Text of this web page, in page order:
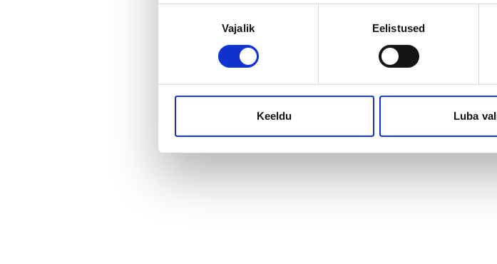
Vajalik Eelistused
Keeldu Luba
Eesti tähistab sel aastal 20. aastapäeva nii Euroopa Liidu (EL) kui NATO liikmena. Sel kevadel,
valime uut Euroopa Parlamenti (EP), mis otsustab, kellest saavad järgmised Euroopa Liidu